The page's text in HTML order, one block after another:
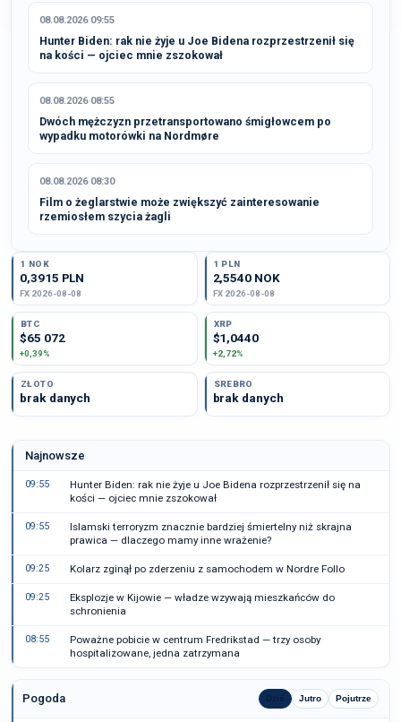
08.08.2026 09:55
Hunter Biden: rak nie żyje u Joe Bidena rozprzestrzenił się
na kości — ojciec mnie zszokował
08.08.2026 08:55
Dwóch mężczyzn przetransportowano śmigłowcem po
wypadku motorówki na Nordmøre
08.08.2026 08:30
Film o żeglarstwie może zwiększyć zainteresowanie
rzemiosłem szycia żagli
1 NOK
0,3915 PLN
FX 2026-08-08
1 PLN
2,5540 NOK
FX 2026-08-08
BTC
$65 072
+0,39%
XRP
$1,0440
+2,72%
ZŁOTO
brak danych
SREBRO
brak danych
Najnowsze
09:55
Hunter Biden: rak nie żyje u Joe Bidena rozprzestrzenił się na
kości — ojciec mnie zszokował
09:55
Islamski terroryzm znacznie bardziej śmiertelny niż skrajna
prawica — dlaczego mamy inne wrażenie?
09:25 Kolarz zginął po zderzeniu z samochodem w Nordre Follo
09:25
Eksplozje w Kijowie — władze wzywają mieszkańców do
schronienia
08:55
Poważne pobicie w centrum Fredrikstad — trzy osoby
hospitalizowane, jedna zatrzymana
Pogoda Dziś Jutro Pojutrze